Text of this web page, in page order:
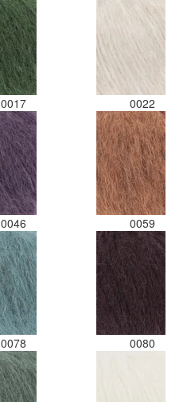
gedaan. Misschien een tip om de
kleuren apart in te pakken met
een sticker welke kleur het is?
Desondanks zou ik deze shop
zeker wel aanbevelen wat betreft
de viltwol. Goede prijs/kwaliteit
verhouding.
0017 0022
0046 0059
0078 0080